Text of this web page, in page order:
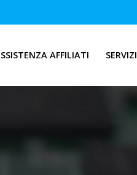
AFFILIATI SERVIZI